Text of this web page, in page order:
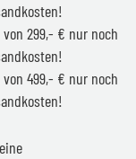
299,- € nur noch
499,- € nur noch